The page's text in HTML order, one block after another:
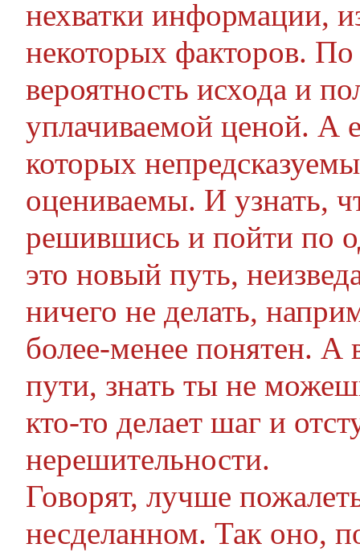
нехватки информации,
некоторых факторов. По
вероятность исхода и
уплачиваемой ценой. А
которых
оцениваемы. И узнать,
решившись и пойти по
это новый путь,
ничего не делать,
более-менее понятен. А
пути, знать ты не
кто-то делает шаг и
нерешительности.
Говорят, лучше
несделанном. Так оно,